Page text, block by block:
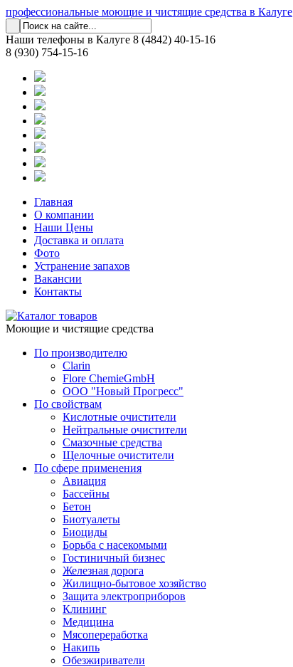
профессиональные моющие и чистящие средства в Калуге
Наши телефоны в Калуге 8 (4842) 40-15-16
8 (930) 754-15-16
Главная
О компании
Наши Цены
Доставка и оплата
Фото
Устранение запахов
Вакансии
Контакты
Моющие и чистящие средства
По производителю
Clarin
Flore ChemieGmbH
ООО "Новый Прогресс"
По свойствам
Кислотные очистители
Нейтральные очистители
Смазочные средства
Щелочные очистители
По сфере применения
Авиация
Бассейны
Бетон
Биотуалеты
Биоциды
Борьба с насекомыми
Гостиничный бизнес
Железная дорога
Жилищно-бытовое хозяйство
Защита электроприборов
Клининг
Медицина
Мясопереработка
Накипь
Обезжириватели